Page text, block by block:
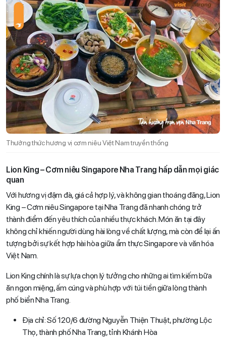
Thưởng thức hương vị cơm niêu Việt Nam truyền thống
Lion King – Cơm niêu Singapore Nha Trang hấp dẫn mọi giác
quan
Với hương vị đậm đà, giá cả hợp lý, và không gian thoáng đãng, Lion
King – Cơm niêu Singapore tại Nha Trang đã nhanh chóng trở
thành điểm đến yêu thích của nhiều thực khách. Món ăn tại đây
không chỉ khiến người dùng hài lòng về chất lượng, mà còn để lại ấn
tượng bởi sự kết hợp hài hòa giữa ẩm thực Singapore và văn hóa
Việt Nam.
Lion King chính là sự lựa chọn lý tưởng cho những ai tìm kiếm bữa
ăn ngon miệng, ấm cúng và phù hợp với túi tiền giữa lòng thành
phố biển Nha Trang.
Địa chỉ: Số 120/6 đường Nguyễn Thiện Thuật, phường Lộc
Thọ, thành phố Nha Trang, tỉnh Khánh Hòa